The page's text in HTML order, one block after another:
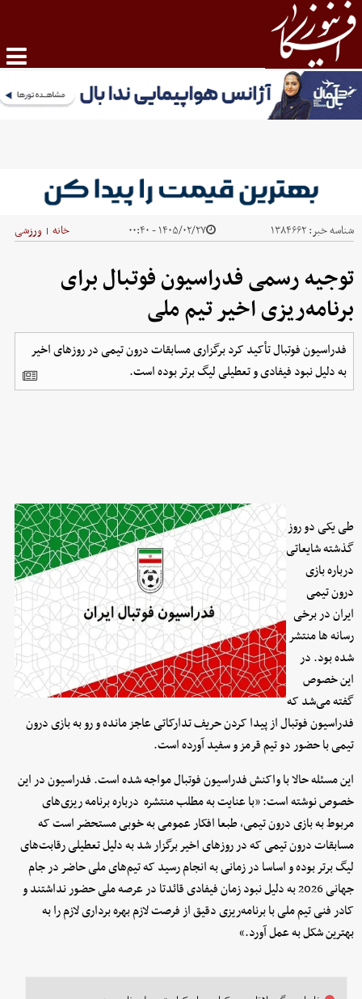
شناسه خبر:۱۳۸۴۶۶۲ ۱۴۰۵/۰۲/۲۷ - ۰۰:۴۰ خانه | ورزشی
توجیه رسمی فدراسیون فوتبال برای
برنامه‌ریزی اخیر تیم ملی
فدراسیون فوتبال تأکید کرد برگزاری مسابقات درون تیمی در روزهای اخیر
به دلیل نبود فیفادی و تعطیلی لیگ برتر بوده است.
طی یکی دو روز
گذشته شایعاتی
درباره بازی
درون تیمی
ایران در برخی
رسانه ها منتشر
شده بود. در
این خصوص
گفته می‌شد که
فدراسیون فوتبال از پیدا کردن حریف تدارکاتی عاجز مانده و رو به بازی درون
تیمی با حضور دو تیم قرمز و سفید آورده است.
این مسئله حالا با واکنش فدراسیون فوتبال مواجه شده است. فدراسیون در این
خصوص نوشته است: «با عنایت به مطلب منتشره درباره برنامه ریزی‌های
مربوط به بازی درون تیمی، طبعا افکار عمومی به خوبی مستحضر است که
مسابقات درون تیمی که در روزهای اخیر برگزار شد به دلیل تعطیلی رقابت‌های
لیگ برتر بوده و اساسا در زمانی به انجام رسید که تیم‌های ملی حاضر در جام
جهانی 2026 به دلیل نبود زمان فیفادی قائدتا در عرصه ملی حضور نداشتند و
کادر فنی تیم ملی با برنامه‌ریزی دقیق از فرصت لازم بهره برداری لازم را به
بهترین شکل به عمل آورد.»